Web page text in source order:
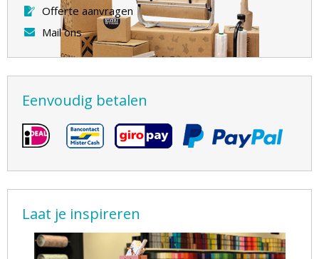
Offerte aanvragen
Mail ons
Eenvoudig betalen
Laat je inspireren